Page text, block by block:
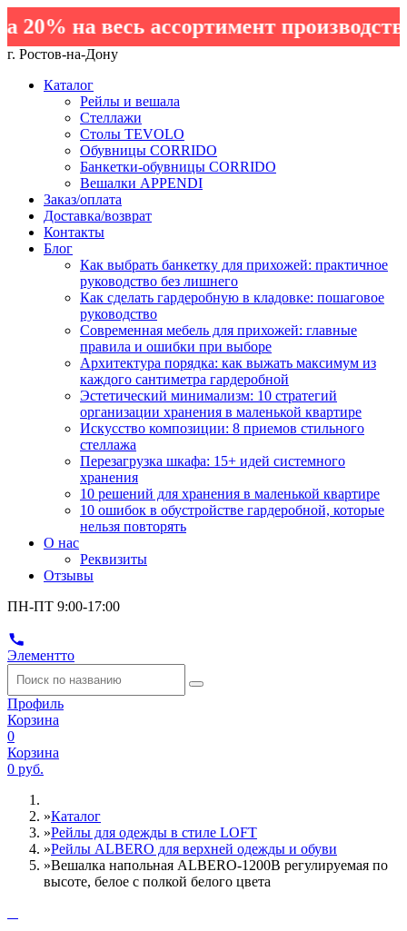
на весь ассортимент
г. Ростов-на-Дону
Каталог
Рейлы и вешала
Стеллажи
Столы TEVOLO
Обувницы CORRIDO
Банкетки-обувницы CORRIDO
Вешалки APPENDI
Заказ/оплата
Доставка/возврат
Контакты
Блог
Как выбрать банкетку для прихожей: практичное
руководство без лишнего
Как сделать гардеробную в кладовке: пошаговое
руководство
Современная мебель для прихожей: главные
правила и ошибки при выборе
Архитектура порядка: как выжать максимум из
каждого сантиметра гардеробной
Эстетический минимализм: 10 стратегий
организации хранения в маленькой квартире
Искусство композиции: 8 приемов стильного
стеллажа
Перезагрузка шкафа: 15+ идей системного
хранения
10 решений для хранения в маленькой квартире
10 ошибок в обустройстве гардеробной, которые
нельзя повторять
О нас
Реквизиты
Отзывы
ПН-ПТ 9:00-17:00
Элементто
Профиль
Корзина
0
Корзина
0 руб.
»Каталог
»Рейлы для одежды в стиле LOFT
»Рейлы ALBERO для верхней одежды и обуви
»Вешалка напольная ALBERO-1200B регулируемая по
высоте, белое с полкой белого цвета